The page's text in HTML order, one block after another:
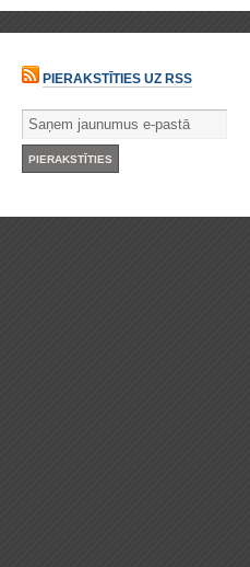
PIERAKSTĪTIES UZ RSS